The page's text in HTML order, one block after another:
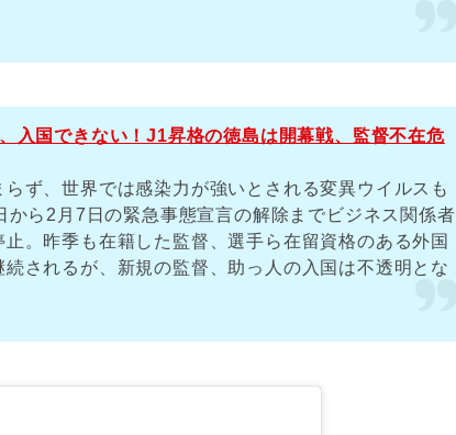
入国できない！J1昇格の徳島は開幕戦、監督不在危
ず、世界では感染力が強いとされる変異ウイルスも
から2月7日の緊急事態宣言の解除までビジネス関係者
。昨季も在籍した監督、選手ら在留資格のある外国
続されるが、新規の監督、助っ人の入国は不透明とな